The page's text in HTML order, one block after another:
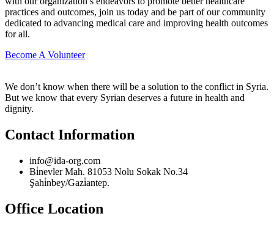
practices and outcomes, join us today and be part of our community
dedicated to advancing medical care and improving health outcomes
for all.
Become A Volunteer
We don’t know when there will be a solution to the conflict in Syria.
But we know that every Syrian deserves a future in health and
dignity.
Contact Information
info@ida-org.com
Bi̇nevler Mah. 81053 Nolu Sokak No.34
Şahi̇nbey/Gazi̇antep.
Office Location